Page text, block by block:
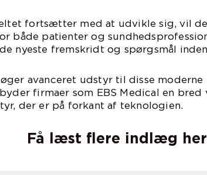
fortsætter med at udvikle sig, vil
både patienter og
nyeste fremskridt og spørgsmål
avanceret udstyr til disse
firmaer som EBS Medical en
der er på forkant af teknologien.
Få læst flere indlæg her